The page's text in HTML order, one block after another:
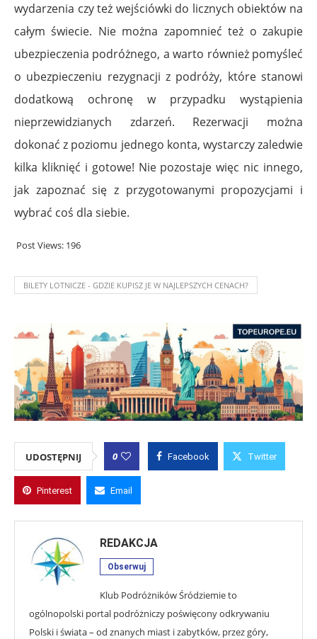
wydarzenia czy też wejściówki do licznych obiektów na
całym świecie. Nie można zapomnieć też o zakupie
ubezpieczenia podróżnego, a warto również pomyśleć
o ubezpieczeniu rezygnacji z podróży, które stanowi
dodatkową ochronę w przypadku wystąpienia
nieprzewidzianych zdarzeń. Rezerwacji można
dokonać z poziomu jednego konta, wystarczy zaledwie
kilka kliknięć i gotowe! Nie pozostaje więc nic innego,
jak zapoznać się z przygotowanymi propozycjami i
wybrać coś dla siebie.
Post Views: 196
BILETY LOTNICZE - GDZIE KUPISZ JE W NAJLEPSZYCH CENACH?
UDOSTĘPNIJ 0 Facebook Twitter
Pinterest Email
REDAKCJA
Obserwuj
Klub Podróżników Śródziemie to
ogólnopolski portal podróżniczy poświęcony odkrywaniu
Polski i świata – od znanych miast i zabytków, przez góry,